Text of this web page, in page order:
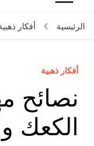
الرئيسية أفكار
أفكار ذهبية
نصائح
الكعك